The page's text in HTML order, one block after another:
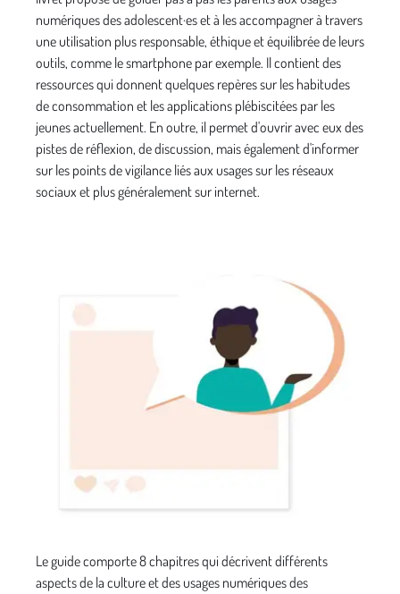
numériques des adolescent·es et à les accompagner à travers
une utilisation plus responsable, éthique et équilibrée de leurs
outils, comme le smartphone par exemple. Il contient des
ressources qui donnent quelques repères sur les habitudes
de consommation et les applications plébiscitées par les
jeunes actuellement. En outre, il permet d'ouvrir avec eux des
pistes de réflexion, de discussion, mais également d'informer
sur les points de vigilance liés aux usages sur les réseaux
sociaux et plus généralement sur internet.
Le guide comporte 8 chapitres qui décrivent différents
aspects de la culture et des usages numériques des